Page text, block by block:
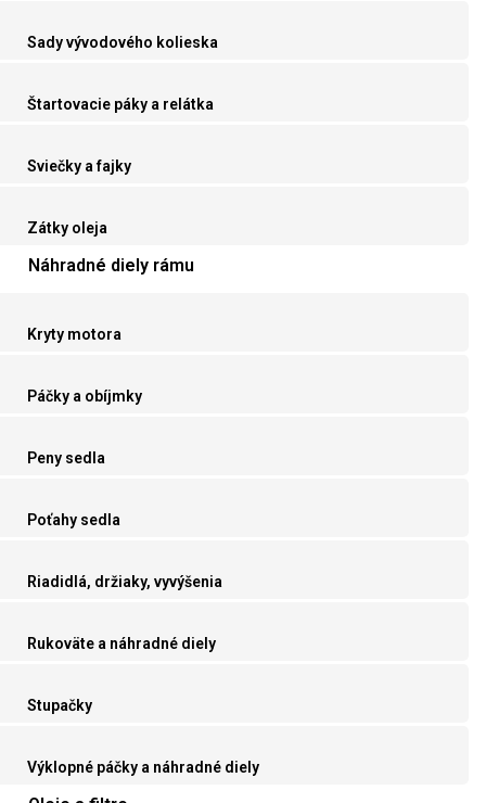
Sady vývodového kolieska
Štartovacie páky a relátka
Sviečky a fajky
Zátky oleja
Náhradné diely rámu
Kryty motora
Páčky a obíjmky
Peny sedla
Poťahy sedla
Riadidlá, držiaky, vyvýšenia
Rukoväte a náhradné diely
Stupačky
Výklopné páčky a náhradné diely